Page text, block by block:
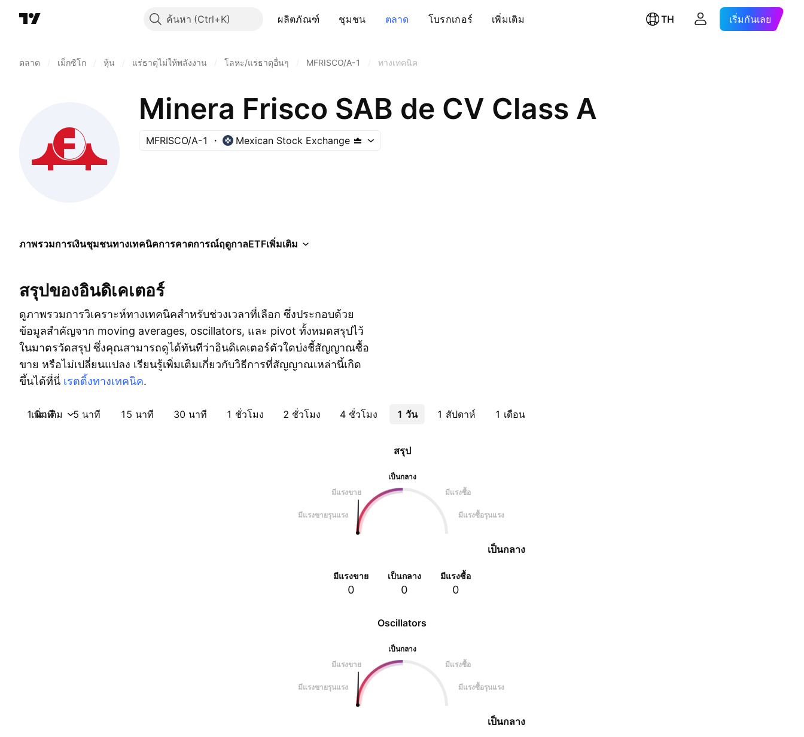
ค้นหา ผลิตภัณฑ์ ชุมชน ตลาด โบรกเกอร์ เพิ่มเติม TH เริ่มกันเลย
ตลาด เม็กซิโก หุ้น แร่ธาตุไม่ให้พลังงาน โลหะ/แร่ธาตุอื่นๆ MFRISCO/A-1 ทางเทคนิค
Minera Frisco SAB de CV Class A
MFRISCO/A-1 Mexican Stock Exchange
ภาพรวมการเงินชุมชนทางเทคนิคการคาดการณ์ฤดูกาลETFเพิ่มเติม
สรุปของอินดิเคเตอร์
ดูภาพรวมการวิเคราะห์ทางเทคนิคสำหรับช่วงเวลาที่เลือก ซึ่งประกอบด้วย
ข้อมูลสำคัญจาก moving averages, oscillators, และ pivot ทั้งหมดสรุปไว้
ในมาตรวัดสรุป ซึ่งคุณสามารถดูได้ทันทีว่าอินดิเคเตอร์ตัวใดบ่งชี้สัญญาณซื้อ
ขาย หรือไม่เปลี่ยนแปลง เรียนรู้เพิ่มเติมเกี่ยวกับวิธีการที่สัญญาณเหล่านี้เกิด
ขึ้นได้ที่นี่ เรตติ้งทางเทคนิค.
1 นาที 5 นาที 15 นาที 30 นาที 1 ชั่วโมง 2 ชั่วโมง 4 ชั่วโมง 1 วัน 1 สัปดาห์ 1 เดือน
เพิ่มเติม
Oscillators
เป็นกลาง
มีแรงขาย
มีแรงซื้อ
มีแรงขายรุนแรง มีแรงซื้อรุนแรง
เป็นกลาง
สรุป
เป็นกลาง
มีแรงขาย
มีแรงซื้อ
มีแรงขายรุนแรง มีแรงซื้อรุนแรง
เป็นกลาง
มีแรงขาย
0
เป็นกลาง
0
มีแรงซื้อ
0